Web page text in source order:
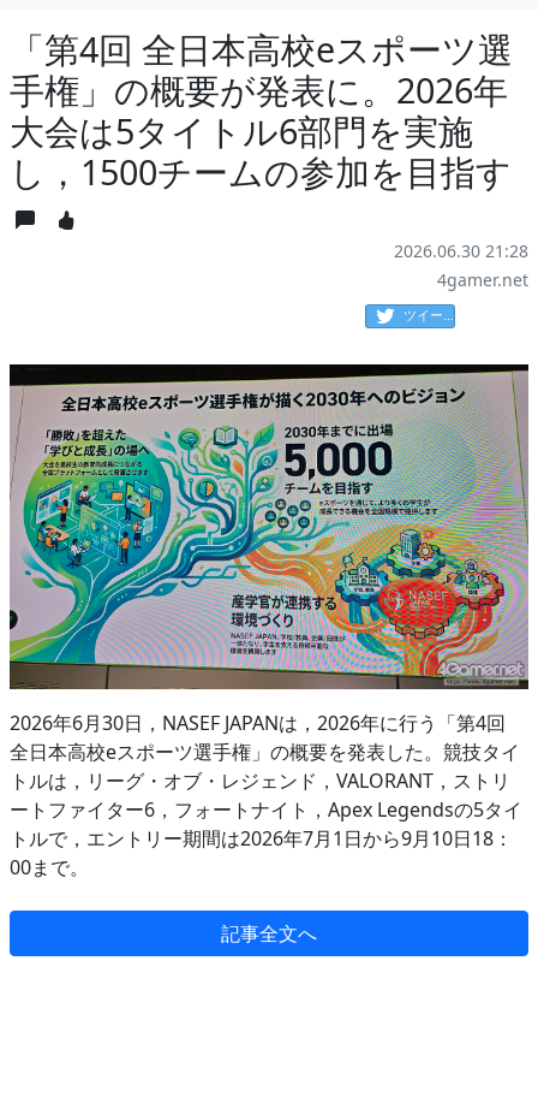
「第4回 全日本高校eスポーツ選
手権」の概要が発表に。2026年
大会は5タイトル6部門を実施
し，1500チームの参加を目指す
2026.06.30 21:28
4gamer.net
ツイート
2026年6月30日，NASEF JAPANは，2026年に行う「第4回
全日本高校eスポーツ選手権」の概要を発表した。競技タイ
トルは，リーグ・オブ・レジェンド，VALORANT，ストリ
ートファイター6，フォートナイト，Apex Legendsの5タイ
トルで，エントリー期間は2026年7月1日から9月10日18：
00まで。
記事全文へ